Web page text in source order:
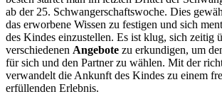
ab der 25. Schwangerschaftswoche. Dies
das erworbene Wissen zu festigen und sich
des Kindes einzustellen. Es ist klug, sich zeitig
verschiedenen Angebote zu erkundigen, um
für sich und den Partner zu wählen. Mit der
verwandelt die Ankunft des Kindes zu einem
erfüllenden Erlebnis.